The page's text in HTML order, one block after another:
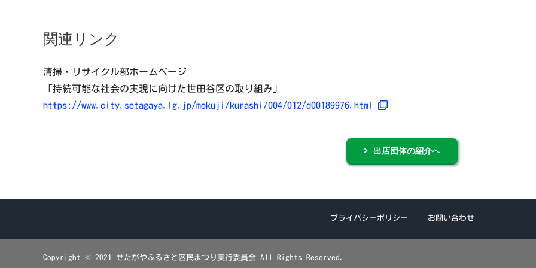
関連リンク
清掃・リサイクル部ホームページ
「持続可能な社会の実現に向けた世田谷区の取り組み」
https://www.city.setagaya.lg.jp/mokuji/kurashi/004/012/d00189976.html
出店団体の紹介へ
プライバシーポリシー お問い合わせ
Copyright © 2021 せたがやふるさと区民まつり実行委員会 All Rights Reserved.